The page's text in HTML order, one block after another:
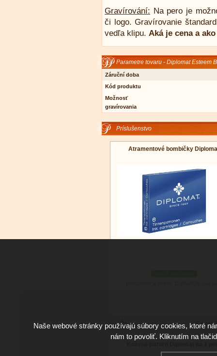
Gravírování: Na pero je
či logo. Gravírovanie
vedľa klipu. Aká je cena a
Parametre tovaru - Diplomat Esteem
Záruční doba
Kód produktu
Možnosť
gravírovania
Príslušenstvo
Atramentové bombičky
Cena:
Naše webové stránky používajú súbory cookies, ktoré
nám to povoliť. Kliknutím na